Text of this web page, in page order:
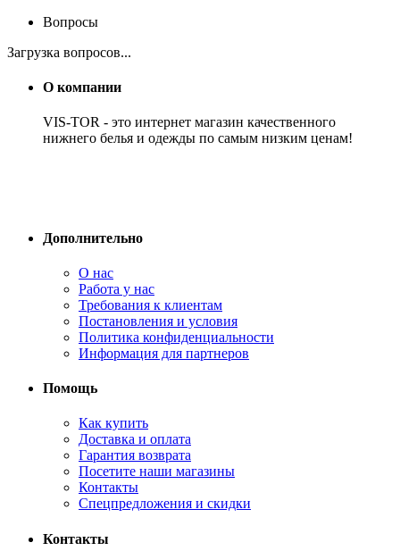
Вопросы
Загрузка вопросов...
О компании
VIS-TOR - это интернет магазин качественного
нижнего белья и одежды по самым низким ценам!
Дополнительно
О нас
Работа у нас
Требования к клиентам
Постановления и условия
Политика конфиденциальности
Информация для партнеров
Помощь
Как купить
Доставка и оплата
Гарантия возврата
Посетите наши магазины
Контакты
Спецпредложения и скидки
Контакты